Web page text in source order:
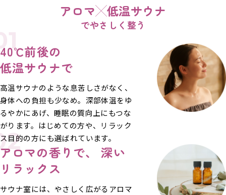
アロマ 低温サウナ
でやさしく整う
40℃前後の
低温サウナで
高温サウナのような息苦しさがなく、
身体への負担も少なめ。深部体温をゆ
るやかにあげ、睡眠の質向上にもつな
がります。はじめての方や、リラック
ス目的の方にも選ばれています。
アロマの香りで、
深い
リラックス
サウナ室には、やさしく広がるアロマ